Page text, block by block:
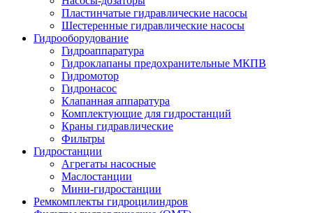
Пластинчатые гидравлические насосы
Шестеренные гидравлические насосы
Гидрооборудование
Гидроаппаратура
Гидроклапаны предохранительные МКПВ
Гидромотор
Гидронасос
Клапанная аппаратура
Комплектующие для гидростанций
Краны гидравлические
Фильтры
Гидростанции
Агрегаты насосные
Маслостанции
Мини-гидростанции
Ремкомплекты гидроцилиндров